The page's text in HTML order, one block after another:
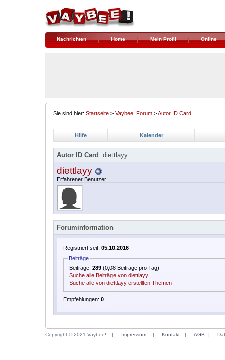
Nachrichten Home Mein Profil Online
Sie sind hier: Startseite > Vaybee! Forum >Autor ID Card
Hilfe Kalender
Autor ID Card : diettlayy
diettlayy
Erfahrener Benutzer
Foruminformation
Registriert seit: 05.10.2016
Beiträge
Beiträge:289 (0,08 Beiträge pro Tag)
Suche alle Beiträge von diettlayy
Suche alle von diettlayy erstellten Themen
Empfehlungen: 0
Copyright © 2021 Vaybee! | Impressum | Kontakt | AGB |